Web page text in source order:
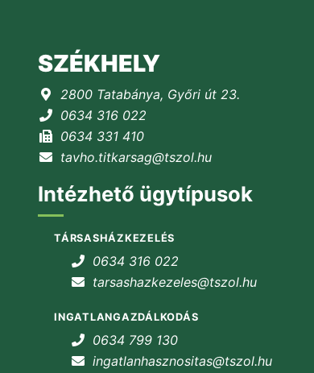
SZÉKHELY
2800 Tatabánya, Győri út 23.
0634 316 022
0634 331 410
tavho.titkarsag@tszol.hu
Intézhető ügytípusok
TÁRSASHÁZKEZELÉS
0634 316 022
tarsashazkezeles@tszol.hu
INGATLANGAZDÁLKODÁS
0634 799 130
ingatlanhasznositas@tszol.hu